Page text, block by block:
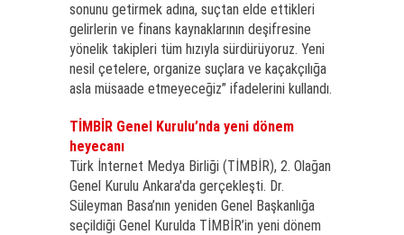
sonunu getirmek adına, suçtan elde ettikleri
gelirlerin ve finans kaynaklarının deşifresine
yönelik takipleri tüm hızıyla sürdürüyoruz. Yeni
nesil çetelere, organize suçlara ve kaçakçılığa
asla müsaade etmeyeceğiz” ifadelerini kullandı.
TİMBİR Genel Kurulu’nda yeni dönem
heyecanı
Türk İnternet Medya Birliği (TİMBİR), 2. Olağan
Genel Kurulu Ankara'da gerçekleşti. Dr.
Süleyman Basa’nın yeniden Genel Başkanlığa
seçildiği Genel Kurulda TİMBİR’in yeni dönem